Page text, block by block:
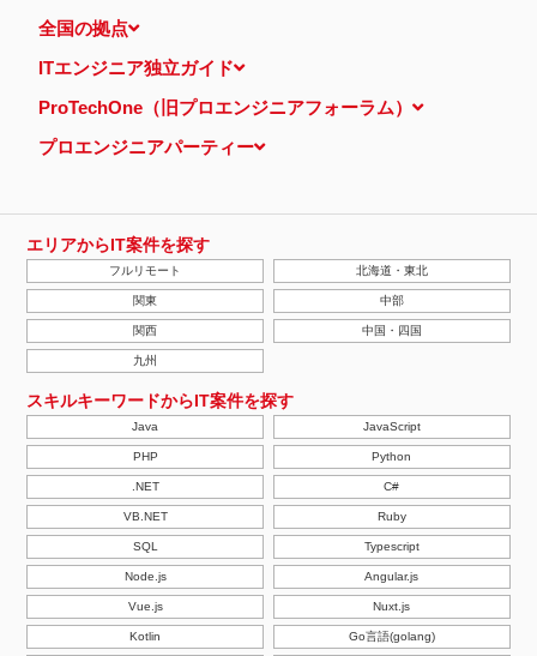
全国の拠点
ITエンジニア独立ガイド
ProTechOne（旧プロエンジニアフォーラム）
プロエンジニアパーティー
エリアからIT案件を探す
フルリモート 北海道・東北
関東 中部
関西 中国・四国
九州
スキルキーワードからIT案件を探す
Java JavaScript
PHP Python
.NET C#
VB.NET Ruby
SQL Typescript
Node.js Angular.js
Vue.js Nuxt.js
Kotlin Go言語(golang)